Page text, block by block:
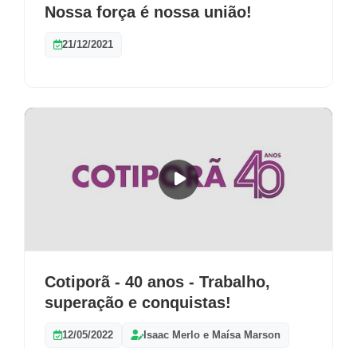
Nossa força é nossa união!
21/12/2021
Cotiporã - 40 anos - Trabalho,
superação e conquistas!
12/05/2022 Isaac Merlo e Maísa Marson